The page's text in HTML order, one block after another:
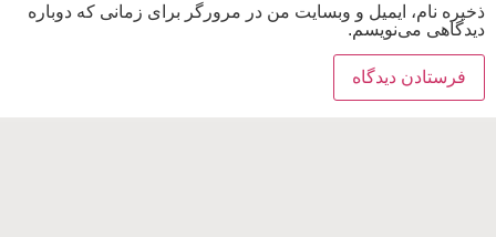
ذخیره نام، ایمیل و وبسایت من در مرورگر برای زمانی که دوباره
دیدگاهی می‌نویسم.